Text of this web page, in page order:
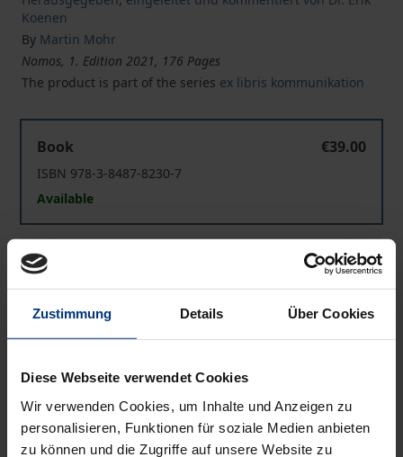
Zustimmung Details Über Cookies
Diese Webseite verwendet Cookies
Wir verwenden Cookies, um Inhalte und Anzeigen zu
personalisieren, Funktionen für soziale Medien anbieten
zu können und die Zugriffe auf unsere Website zu
Koenen
By Martin Mohr
Nomos, 1. Edition 2021, 176 Pages
The product is part of the series ex libris kommunikation
Book
€39.00
ISBN 978-3-8487-8230-7
Available
eBook
€39.00
ISBN 978-3-7489-2652-8
Available
Prices include VAT. Depending on the delivery address, VAT
Add to Cart